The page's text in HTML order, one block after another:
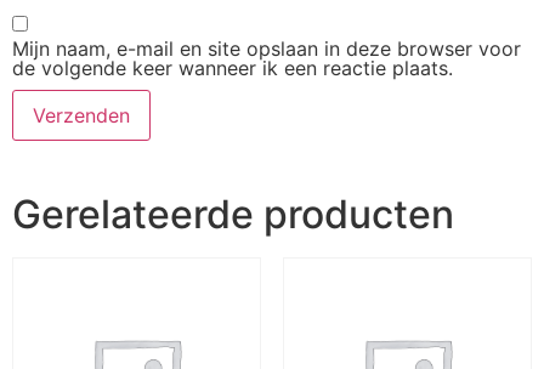
Mijn naam, e-mail en site opslaan in deze browser voor
de volgende keer wanneer ik een reactie plaats.
Gerelateerde producten